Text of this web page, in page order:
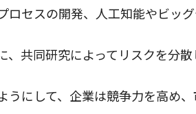
ロセスの開発、人工知能やビッ
、共同研究によってリスクを分
うにして、企業は競争力を高め